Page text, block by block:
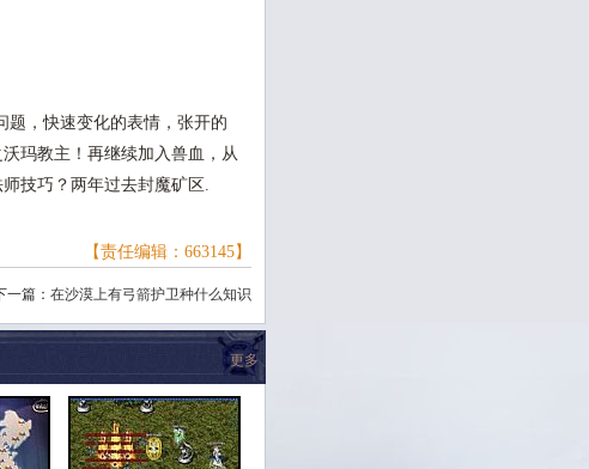
题，快速变化的表情，张开的
玛教主！再继续加入兽血，从
技巧？两年过去封魔矿区.
【责任编辑：663145】
一篇： 在沙漠上有弓箭护卫种什么知识
更多